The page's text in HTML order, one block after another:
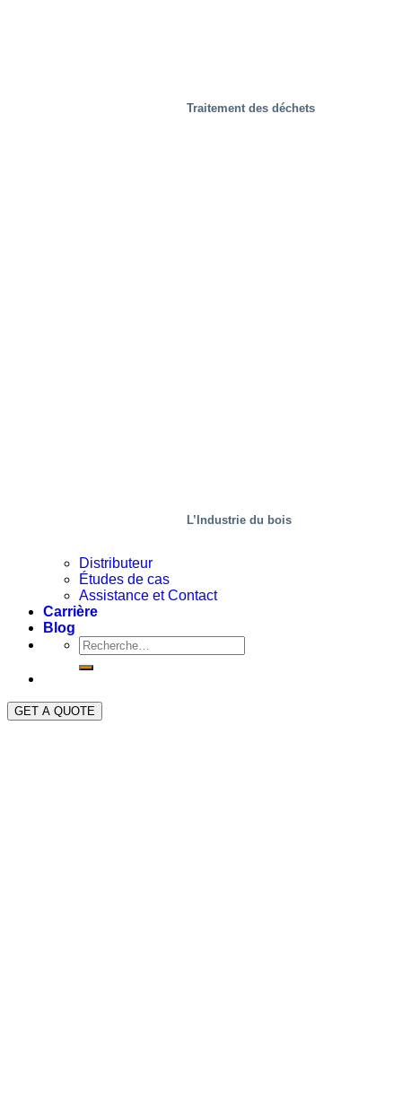
Traitement des déchets
L’Industrie du bois
Distributeur
Études de cas
Assistance et Contact
Carrière
Blog
GET A QUOTE